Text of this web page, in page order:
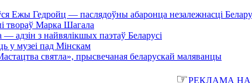
Ежы Гедройц — паслядоўны абаронца незалежнасці
твораў Марка Шагала
адзін з найвялікшых паэтаў Беларусі
у музеі пад Мінскам
святла», прысвечаная беларускай маляванцы
☞РЕКЛАМА НА